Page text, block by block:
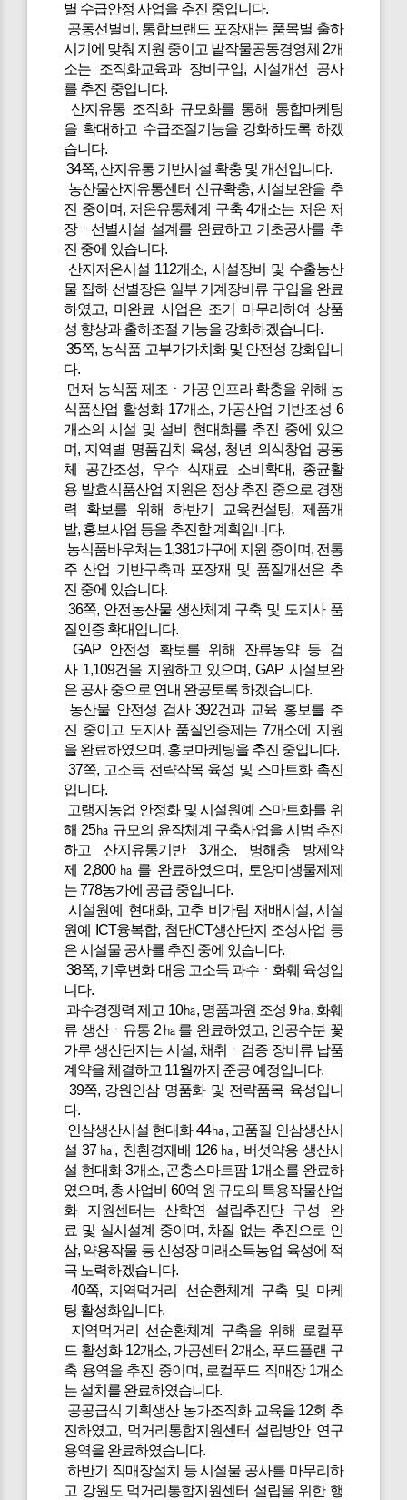
별 수급안정 사업을 추진 중입니다.
공동선별비, 통합브랜드 포장재는 품목별 출하
시기에 맞춰 지원 중이고 밭작물공동경영체 2개
소는 조직화교육과 장비구입, 시설개선 공사
를 추진 중입니다.
산지유통 조직화 규모화를 통해 통합마케팅
을 확대하고 수급조절기능을 강화하도록 하겠
습니다.
34쪽, 산지유통 기반시설 확충 및 개선입니다.
농산물산지유통센터 신규확충, 시설보완을 추
진 중이며, 저온유통체계 구축 4개소는 저온 저
장ㆍ선별시설 설계를 완료하고 기초공사를 추
진 중에 있습니다.
산지저온시설 112개소, 시설장비 및 수출농산
물 집하 선별장은 일부 기계장비류 구입을 완료
하였고, 미완료 사업은 조기 마무리하여 상품
성 향상과 출하조절 기능을 강화하겠습니다.
35쪽, 농식품 고부가가치화 및 안전성 강화입니
다.
먼저 농식품 제조ㆍ가공 인프라 확충을 위해 농
식품산업 활성화 17개소, 가공산업 기반조성 6
개소의 시설 및 설비 현대화를 추진 중에 있으
며, 지역별 명품김치 육성, 청년 외식창업 공동
체 공간조성, 우수 식재료 소비확대, 종균활
용 발효식품산업 지원은 정상 추진 중으로 경쟁
력 확보를 위해 하반기 교육컨설팅, 제품개
발, 홍보사업 등을 추진할 계획입니다.
농식품바우처는 1,381가구에 지원 중이며, 전통
주 산업 기반구축과 포장재 및 품질개선은 추
진 중에 있습니다.
36쪽, 안전농산물 생산체계 구축 및 도지사 품
질인증 확대입니다.
GAP 안전성 확보를 위해 잔류농약 등 검
사 1,109건을 지원하고 있으며, GAP 시설보완
은 공사 중으로 연내 완공토록 하겠습니다.
농산물 안전성 검사 392건과 교육 홍보를 추
진 중이고 도지사 품질인증제는 7개소에 지원
을 완료하였으며, 홍보마케팅을 추진 중입니다.
37쪽, 고소득 전략작목 육성 및 스마트화 촉진
입니다.
고랭지농업 안정화 및 시설원예 스마트화를 위
해 25㏊ 규모의 윤작체계 구축사업을 시범 추진
하고 산지유통기반 3개소, 병해충 방제약
제 2,800㏊를 완료하였으며, 토양미생물제제
는 778농가에 공급 중입니다.
시설원예 현대화, 고추 비가림 재배시설, 시설
원예 ICT융복합, 첨단ICT생산단지 조성사업 등
은 시설물 공사를 추진 중에 있습니다.
38쪽, 기후변화 대응 고소득 과수ㆍ화훼 육성입
니다.
과수경쟁력 제고 10㏊, 명품과원 조성 9㏊, 화훼
류 생산ㆍ유통 2㏊를 완료하였고, 인공수분 꽃
가루 생산단지는 시설, 채취ㆍ검증 장비류 납품
계약을 체결하고 11월까지 준공 예정입니다.
39쪽, 강원인삼 명품화 및 전략품목 육성입니
다.
인삼생산시설 현대화 44㏊, 고품질 인삼생산시
설 37㏊, 친환경재배 126㏊, 버섯약용 생산시
설 현대화 3개소, 곤충스마트팜 1개소를 완료하
였으며, 총 사업비 60억 원 규모의 특용작물산업
화 지원센터는 산학연 설립추진단 구성 완
료 및 실시설계 중이며, 차질 없는 추진으로 인
삼, 약용작물 등 신성장 미래소득농업 육성에 적
극 노력하겠습니다.
40쪽, 지역먹거리 선순환체계 구축 및 마케
팅 활성화입니다.
지역먹거리 선순환체계 구축을 위해 로컬푸
드 활성화 12개소, 가공센터 2개소, 푸드플랜 구
축 용역을 추진 중이며, 로컬푸드 직매장 1개소
는 설치를 완료하였습니다.
공공급식 기획생산 농가조직화 교육을 12회 추
진하였고, 먹거리통합지원센터 설립방안 연구
용역을 완료하였습니다.
하반기 직매장설치 등 시설물 공사를 마무리하
고 강원도 먹거리통합지원센터 설립을 위한 행